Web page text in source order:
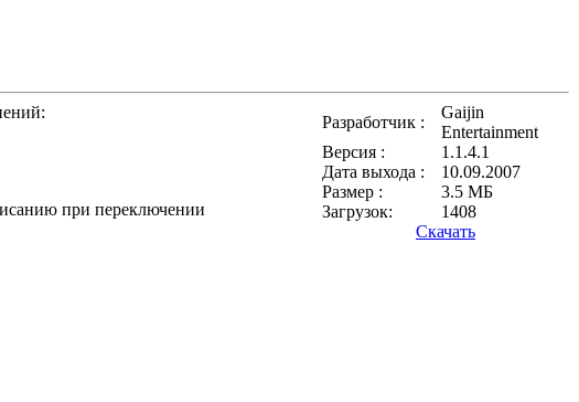
Разработчик :
Gaijin
Entertainment
Версия :
1.1.4.1
Дата выхода :
10.09.2007
Размер :
3.5 МБ
Загрузок:
1408
Скачать
при переключении